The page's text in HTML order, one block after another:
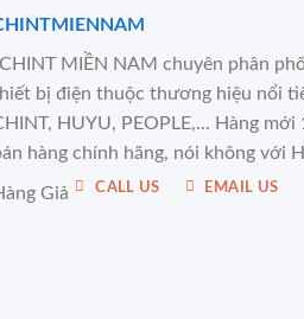
MIỀN NAM chuyên phân
bị điện thuộc thương hiệu nổi
HUYU, PEOPLE,... Hàng mới
hàng chính hãng, nói không với
Giả CALL US EMAIL US